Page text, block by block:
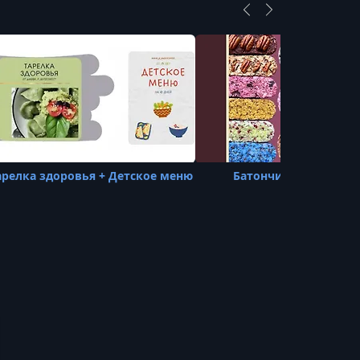
00:02:12
УРОК 22. 00:01:07
73. Высокобелковый овощной хлеб
УРОК 23. 00:01:26
76. Вишнево кокосовый кекс
00:01:33
79. Куро печеночно овощной хлеб
здоровья + Детское меню Батончики-